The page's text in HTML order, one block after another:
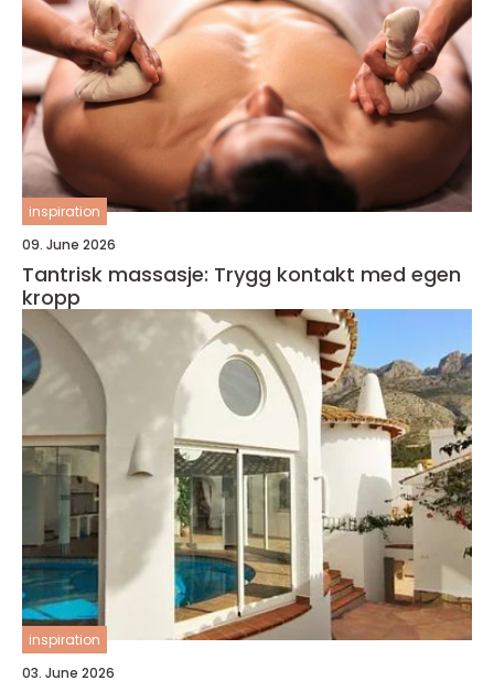
inspiration
09. June 2026
Tantrisk massasje: Trygg kontakt med egen
kropp
inspiration
03. June 2026